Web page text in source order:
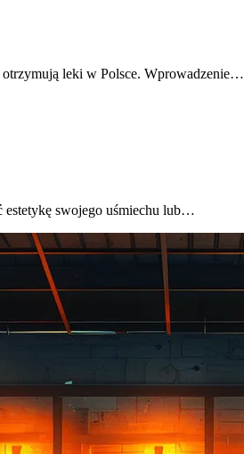
otrzymują leki w Polsce. Wprowadzenie…
estetykę swojego uśmiechu lub…